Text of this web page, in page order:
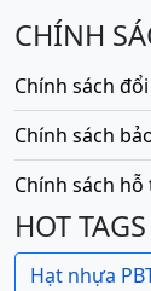
CHÍNH
Chính sách
Chính sách
Chính sách
HOT TAGS
Hạt nhựa